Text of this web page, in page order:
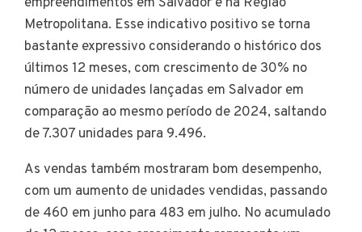
Metropolitana. Esse indicativo positivo se torna
bastante expressivo considerando o histórico dos
últimos 12 meses, com crescimento de 30% no
número de unidades lançadas em Salvador em
comparação ao mesmo período de 2024, saltando
de 7.307 unidades para 9.496.
As vendas também mostraram bom desempenho,
com um aumento de unidades vendidas, passando
de 460 em junho para 483 em julho. No acumulado